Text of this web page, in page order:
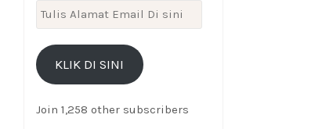
Tulis
Alamat
Email
KLIK DI SINI
Join 1,258 other subscribers